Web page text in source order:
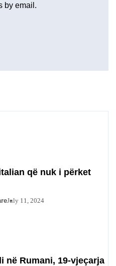
by email.
që nuk i përket
July 11, 2024
në Rumani, 19-vjeçarja